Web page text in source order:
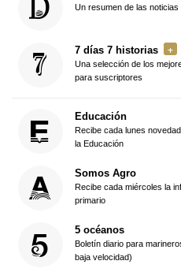
Un resumen de las
7 días 7 historias
Una selección de los
para suscriptores
Educación
Recibe cada lunes
la Educación
Somos Agro
Recibe cada miércoles la
primario
5 océanos
Boletín diario para
baja velocidad)